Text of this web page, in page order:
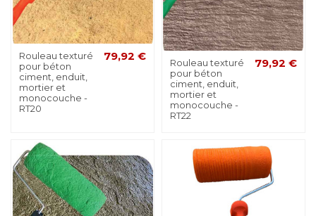
Rouleau texturé
pour béton
ciment, enduit,
mortier et
monocouche -
RT20
79,92 €
Rouleau texturé
pour béton
ciment, enduit,
mortier et
monocouche -
RT22
79,92 €